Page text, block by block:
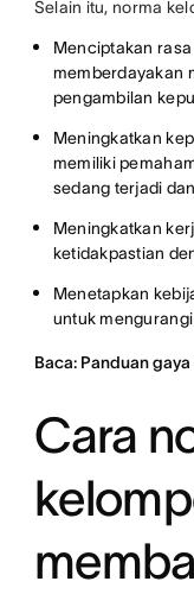
Selain itu, norma
Menciptakan
memberdayakan
pengambilan
Meningkatkan
memiliki
sedang terjadi
Meningkatkan
ketidakpastian
Menetapkan
untuk
Baca: Panduan
Cara